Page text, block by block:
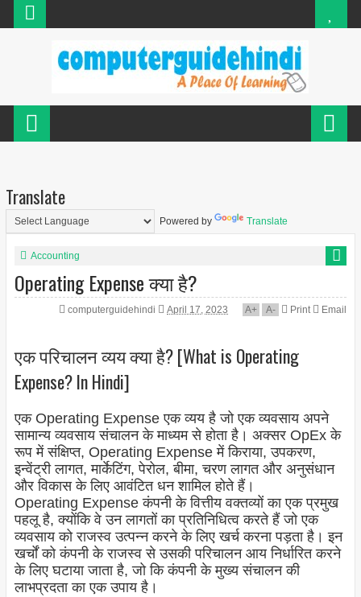
Translate
Powered by Translate
Accounting
Operating Expense क्या है?
computerguidehindi April 17, 2023 A+ A- Print Email
एक परिचालन व्यय क्या है? [What is Operating
Expense? In Hindi]
एक Operating Expense एक व्यय है जो एक व्यवसाय अपने
सामान्य व्यवसाय संचालन के माध्यम से होता है। अक्सर OpEx के
रूप में संक्षिप्त, Operating Expense में किराया, उपकरण,
इन्वेंट्री लागत, मार्केटिंग, पेरोल, बीमा, चरण लागत और अनुसंधान
और विकास के लिए आवंटित धन शामिल होते हैं।
Operating Expense कंपनी के वित्तीय वक्तव्यों का एक प्रमुख
पहलू है, क्योंकि वे उन लागतों का प्रतिनिधित्व करते हैं जो एक
व्यवसाय को राजस्व उत्पन्न करने के लिए खर्च करना पड़ता है। इन
खर्चों को कंपनी के राजस्व से उसकी परिचालन आय निर्धारित करने
के लिए घटाया जाता है, जो कि कंपनी के मुख्य संचालन की
लाभप्रदता का एक उपाय है।